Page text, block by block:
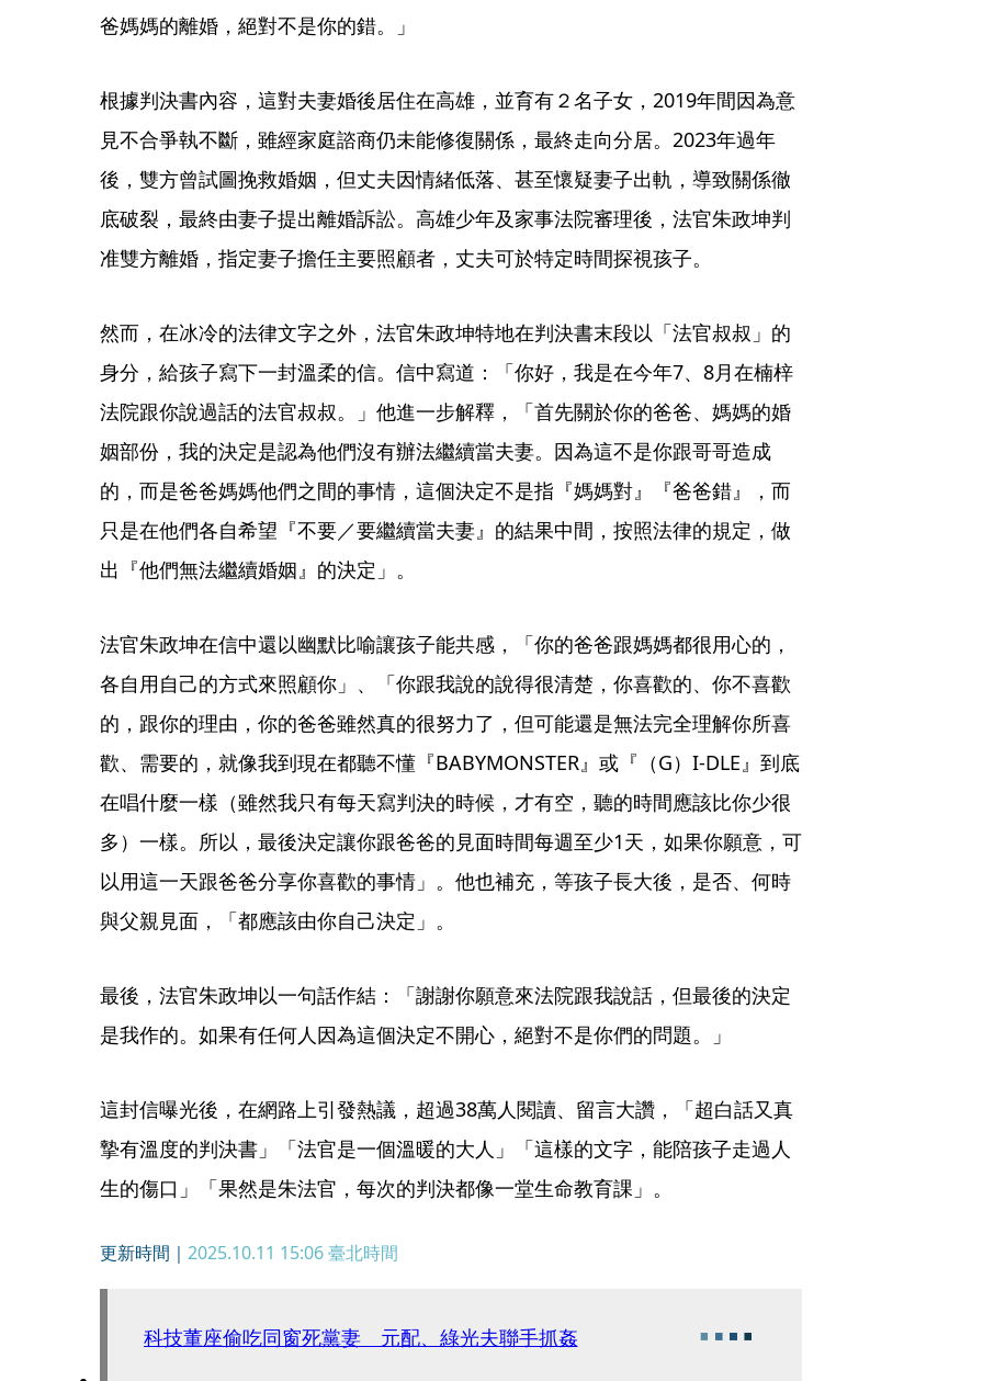
爸媽媽的離婚，絕對不是你的錯。」
根據判決書內容，這對夫妻婚後居住在高雄，並育有２名子女，2019年間因為意
見不合爭執不斷，雖經家庭諮商仍未能修復關係，最終走向分居。2023年過年
後，雙方曾試圖挽救婚姻，但丈夫因情緒低落、甚至懷疑妻子出軌，導致關係徹
底破裂，最終由妻子提出離婚訴訟。高雄少年及家事法院審理後，法官朱政坤判
准雙方離婚，指定妻子擔任主要照顧者，丈夫可於特定時間探視孩子。
然而，在冰冷的法律文字之外，法官朱政坤特地在判決書末段以「法官叔叔」的
身分，給孩子寫下一封溫柔的信。信中寫道：「你好，我是在今年7、8月在楠梓
法院跟你說過話的法官叔叔。」他進一步解釋，「首先關於你的爸爸、媽媽的婚
姻部份，我的決定是認為他們沒有辦法繼續當夫妻。因為這不是你跟哥哥造成
的，而是爸爸媽媽他們之間的事情，這個決定不是指『媽媽對』『爸爸錯』，而
只是在他們各自希望『不要／要繼續當夫妻』的結果中間，按照法律的規定，做
出『他們無法繼續婚姻』的決定」。
法官朱政坤在信中還以幽默比喻讓孩子能共感，「你的爸爸跟媽媽都很用心的，
各自用自己的方式來照顧你」、「你跟我說的說得很清楚，你喜歡的、你不喜歡
的，跟你的理由，你的爸爸雖然真的很努力了，但可能還是無法完全理解你所喜
歡、需要的，就像我到現在都聽不懂『BABYMONSTER』或『（G）I-DLE』到底
在唱什麼一樣（雖然我只有每天寫判決的時候，才有空，聽的時間應該比你少很
多）一樣。所以，最後決定讓你跟爸爸的見面時間每週至少1天，如果你願意，可
以用這一天跟爸爸分享你喜歡的事情」。他也補充，等孩子長大後，是否、何時
與父親見面，「都應該由你自己決定」。
最後，法官朱政坤以一句話作結：「謝謝你願意來法院跟我說話，但最後的決定
是我作的。如果有任何人因為這個決定不開心，絕對不是你們的問題。」
這封信曝光後，在網路上引發熱議，超過38萬人閱讀、留言大讚，「超白話又真
摯有溫度的判決書」「法官是一個溫暖的大人」「這樣的文字，能陪孩子走過人
生的傷口」「果然是朱法官，每次的判決都像一堂生命教育課」。
更新時間｜ 2025.10.11 15:06臺北時間
科技董座偷吃同窗死黨妻 元配、綠光夫聯手抓姦